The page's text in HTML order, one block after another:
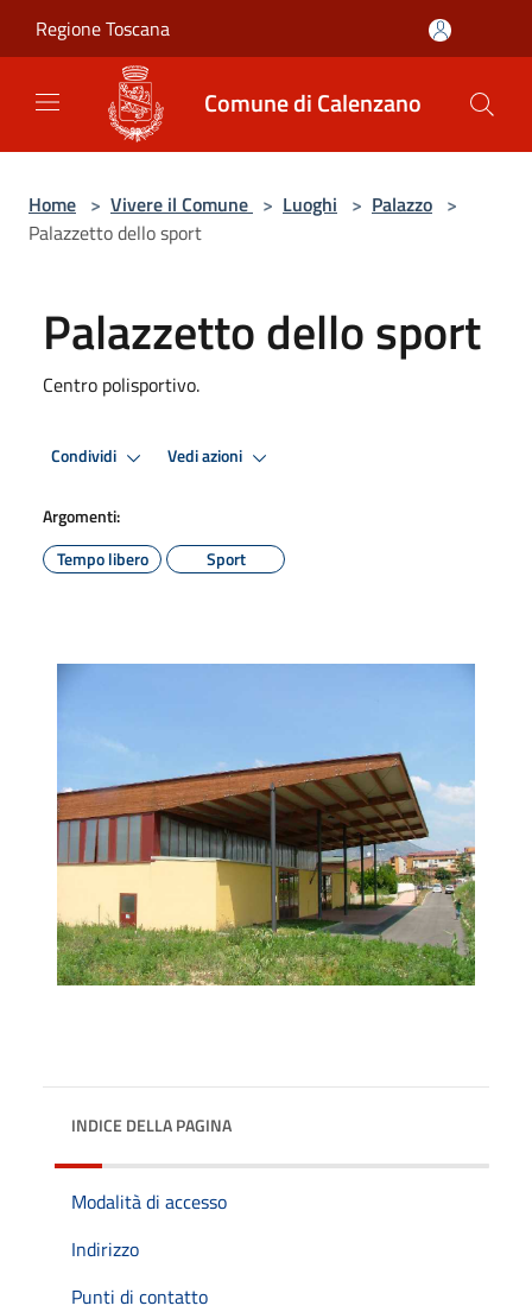
Regione Toscana
Comune di Calenzano
Home > Vivere il Comune > Luoghi > Palazzo >
Palazzetto dello sport
Palazzetto dello sport
Centro polisportivo.
Condividi Vedi azioni
Argomenti:
Tempo libero
Sport
INDICE DELLA PAGINA
Modalità di accesso
Indirizzo
Punti di contatto